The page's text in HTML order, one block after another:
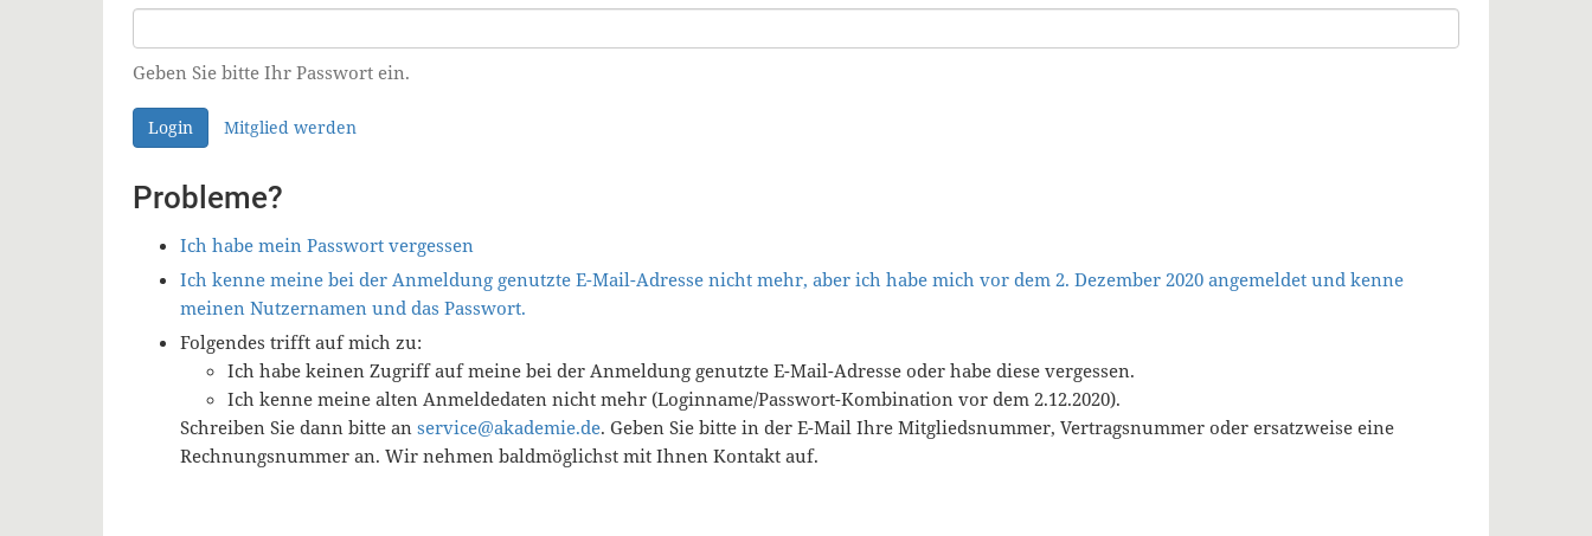
Geben Sie bitte Ihr Passwort ein.
Login Mitglied werden
Probleme?
Ich habe mein Passwort vergessen
Ich kenne meine bei der Anmeldung genutzte E-Mail-Adresse nicht mehr, aber ich habe mich vor dem 2. Dezember 2020 angemeldet und kenne
meinen Nutzernamen und das Passwort.
Folgendes trifft auf mich zu:
Ich habe keinen Zugriff auf meine bei der Anmeldung genutzte E-Mail-Adresse oder habe diese vergessen.
Ich kenne meine alten Anmeldedaten nicht mehr (Loginname/Passwort-Kombination vor dem 2.12.2020).
Schreiben Sie dann bitte an service@akademie.de. Geben Sie bitte in der E-Mail Ihre Mitgliedsnummer, Vertragsnummer oder ersatzweise eine
Rechnungsnummer an. Wir nehmen baldmöglichst mit Ihnen Kontakt auf.